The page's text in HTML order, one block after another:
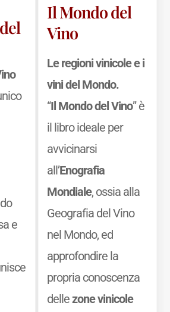
e
Il Mondo del
Vino
Le regioni vinicole e i
vini del Mondo.
“Il Mondo del Vino” è
il libro ideale per
avvicinarsi
all’Enografia
Mondiale, ossia alla
Geografia del Vino
nel Mondo, ed
approfondire la
propria conoscenza
dellezone vinicole